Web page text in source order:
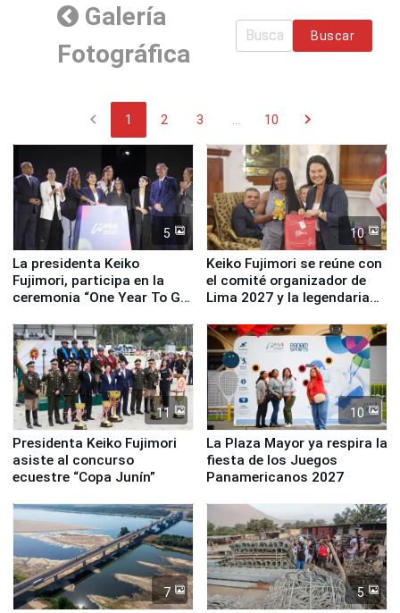
Galería
Fotográfica
Buscar
chevron_left 1 2 3 10 chevron_right
5
La presidenta Keiko
Fujimori, participa en la
ceremonia “One Year To Go
10
Keiko Fujimori se reúne con
el comité organizador de
Lima 2027 y la legendaria
11
Presidenta Keiko Fujimori
asiste al concurso
ecuestre “Copa Junín”
10
La Plaza Mayor ya respira la
fiesta de los Juegos
Panamericanos 2027
7 5